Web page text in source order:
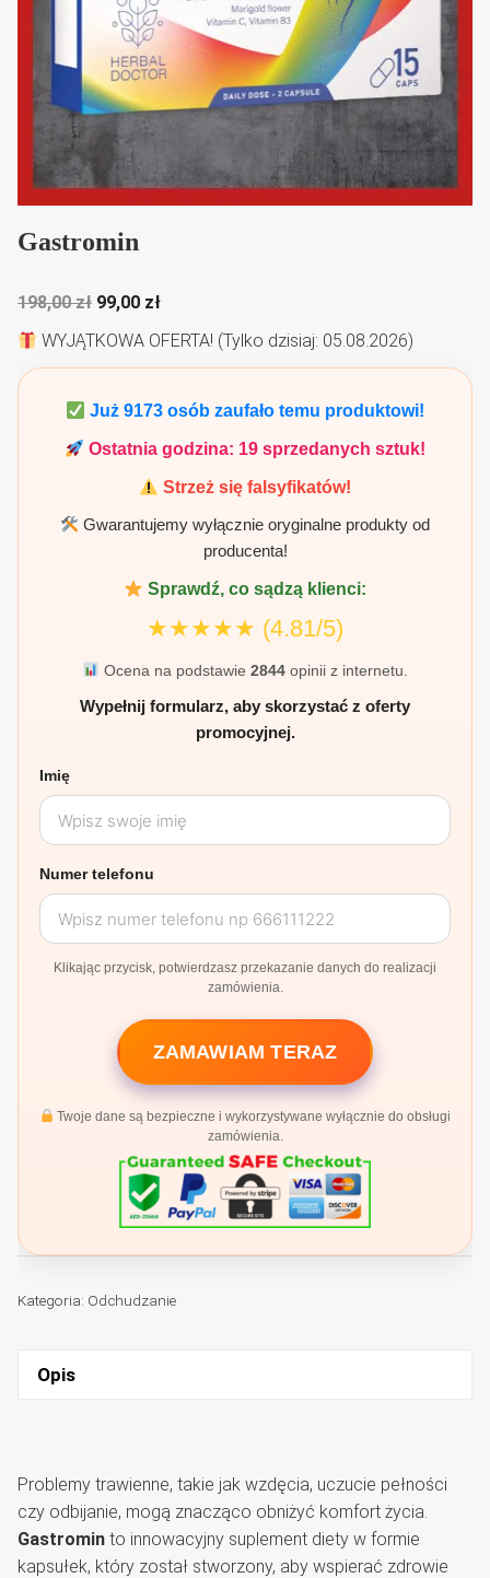
Gastromin
198,00zł Pierwotna
cena
99,00 złAktualna
cena
wynosi:
WYJĄTKOWA OFERTA! (Tylko dzisiaj: 05.08.2026)
Już9173 osób zaufało temu produktowi!
Ostatnia godzina: 19 sprzedanych sztuk!
Strzeż się falsyfikatów!
Gwarantujemy wyłącznie oryginalne produkty od
producenta!
Sprawdź, co sądzą klienci:
★★★★★ (4.81/5)
Ocena na podstawie 2844opinii z internetu.
Wypełnij formularz, aby skorzystać z oferty
promocyjnej.
Imię
Numer telefonu
Klikając przycisk, potwierdzasz przekazanie danych do realizacji
zamówienia.
ZAMAWIAM TERAZ
Twoje dane są bezpieczne i wykorzystywane wyłącznie do obsługi
zamówienia.
Kategoria: Odchudzanie
Opis
Problemy trawienne, takie jak wzdęcia, uczucie pełności
czy odbijanie, mogą znacząco obniżyć komfort życia.
Gastromin to innowacyjny suplement diety w formie
kapsułek, który został stworzony, aby wspierać zdrowie